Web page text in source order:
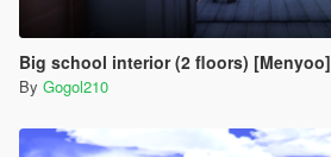
Big school interior (2 floors) [Menyoo]
By Gogol210